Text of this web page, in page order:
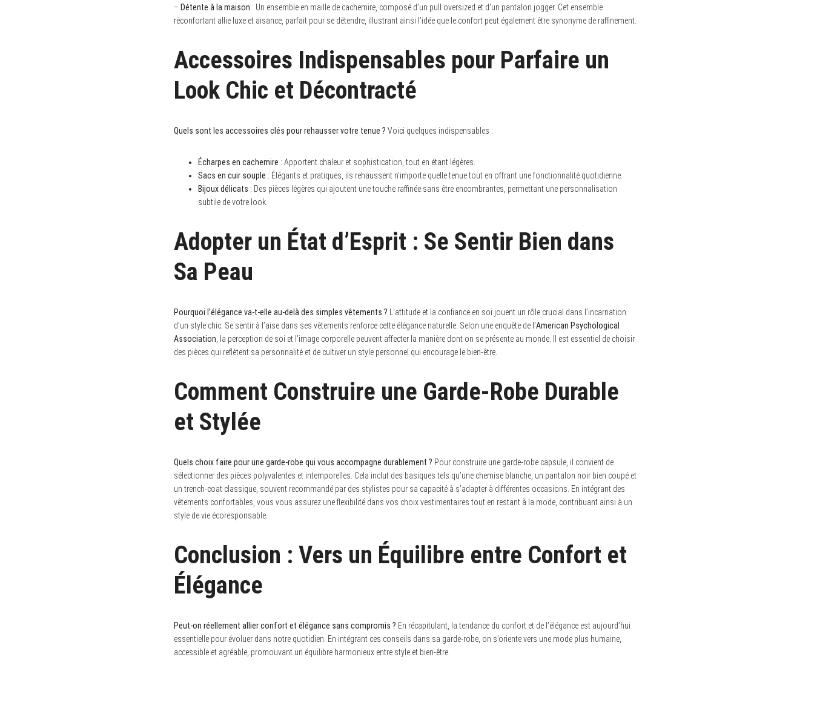
– Détente à la maison : Un ensemble en maille de cachemire, composé d’un pull oversized et d’un pantalon jogger. Cet ensemble
réconfortant allie luxe et aisance, parfait pour se détendre, illustrant ainsi l’idée que le confort peut également être synonyme de raffinement.
Accessoires Indispensables pour Parfaire un
Look Chic et Décontracté
Quels sont les accessoires clés pour rehausser votre tenue ? Voici quelques indispensables :
Écharpes en cachemire : Apportent chaleur et sophistication, tout en étant légères.
Sacs en cuir souple : Élégants et pratiques, ils rehaussent n’importe quelle tenue tout en offrant une fonctionnalité quotidienne.
Bijoux délicats : Des pièces légères qui ajoutent une touche raffinée sans être encombrantes, permettant une personnalisation
subtile de votre look.
Adopter un État d’Esprit : Se Sentir Bien dans
Sa Peau
Pourquoi l’élégance va-t-elle au-delà des simples vêtements ? L’attitude et la confiance en soi jouent un rôle crucial dans l’incarnation
d’un style chic. Se sentir à l’aise dans ses vêtements renforce cette élégance naturelle. Selon une enquête de l’American Psychological
Association , la perception de soi et l’image corporelle peuvent affecter la manière dont on se présente au monde. Il est essentiel de choisir
des pièces qui reflètent sa personnalité et de cultiver un style personnel qui encourage le bien-être.
Comment Construire une Garde-Robe Durable
et Stylée
Quels choix faire pour une garde-robe qui vous accompagne durablement ? Pour construire une garde-robe capsule, il convient de
sélectionner des pièces polyvalentes et intemporelles. Cela inclut des basiques tels qu’une chemise blanche, un pantalon noir bien coupé et
un trench-coat classique, souvent recommandé par des stylistes pour sa capacité à s’adapter à différentes occasions. En intégrant des
vêtements confortables, vous vous assurez une flexibilité dans vos choix vestimentaires tout en restant à la mode, contribuant ainsi à un
style de vie écoresponsable.
Conclusion : Vers un Équilibre entre Confort et
Élégance
Peut-on réellement allier confort et élégance sans compromis ? En récapitulant, la tendance du confort et de l’élégance est aujourd’hui
essentielle pour évoluer dans notre quotidien. En intégrant ces conseils dans sa garde-robe, on s’oriente vers une mode plus humaine,
accessible et agréable, promouvant un équilibre harmonieux entre style et bien-être.